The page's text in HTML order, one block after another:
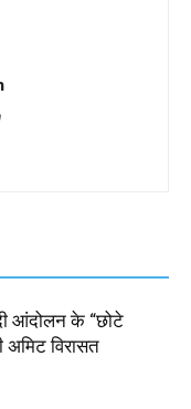
आंदोलन के “छोटे
अमिट विरासत